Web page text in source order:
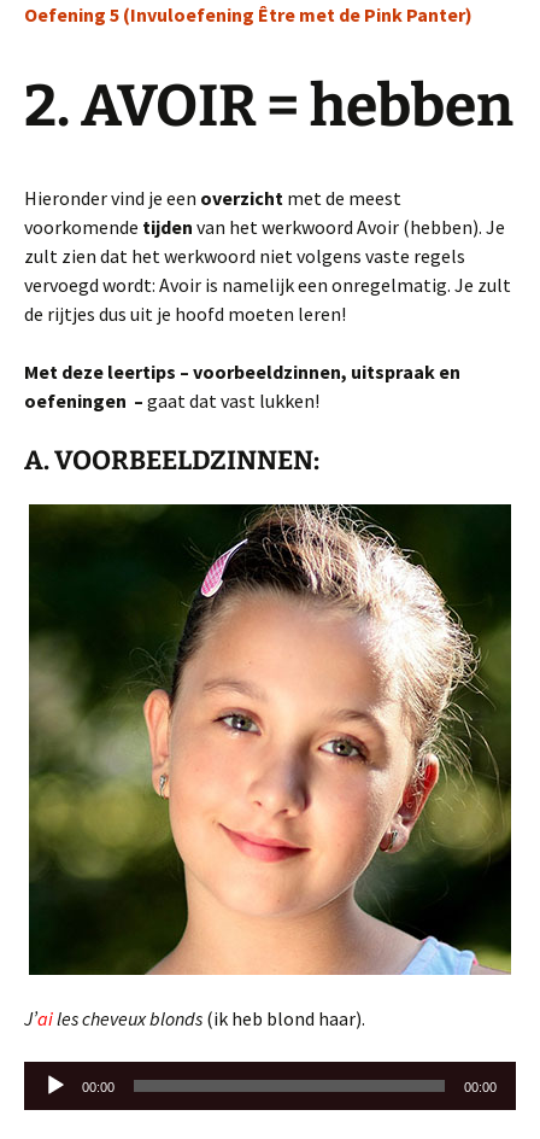
Oefening 5 (Invuloefening Être met de Pink Panter)
2. AVOIR = hebben
Hieronder vind je een overzicht met de meest
voorkomende tijden van het werkwoord Avoir (hebben). Je
zult zien dat het werkwoord niet volgens vaste regels
vervoegd wordt: Avoir is namelijk een onregelmatig. Je zult
de rijtjes dus uit je hoofd moeten leren!
Met deze leertips – voorbeeldzinnen, uitspraak en
oefeningen – gaat dat vast lukken!
A. VOORBEELDZINNEN:
J’ailes cheveux blonds (ik heb blond haar).
Audiospeler
00:00 00:00